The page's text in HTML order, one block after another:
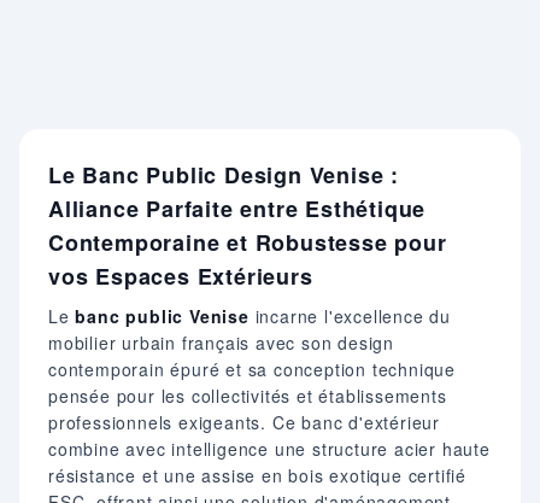
Le Banc Public Design Venise :
Alliance Parfaite entre Esthétique
Contemporaine et Robustesse pour
vos Espaces Extérieurs
Lebanc public Venise incarne l'excellence du
mobilier urbain français avec son design
contemporain épuré et sa conception technique
pensée pour les collectivités et établissements
professionnels exigeants. Ce banc d'extérieur
combine avec intelligence une structure acier haute
résistance et une assise en bois exotique certifié